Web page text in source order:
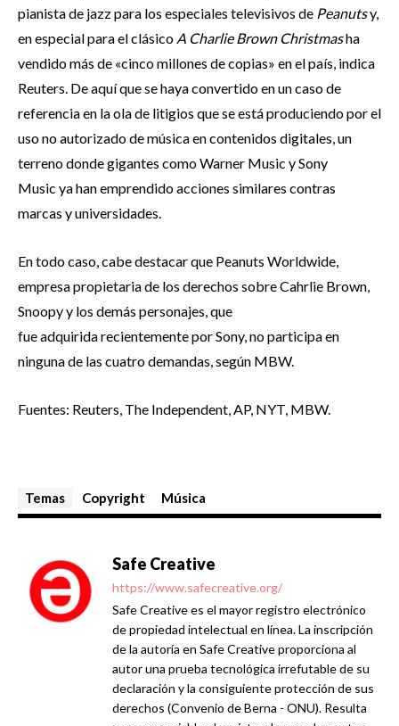
pianista de jazz para los especiales televisivos de Peanutsy,
en especial para el clásico A Charlie Brown Christmasha
vendido más de «cinco millones de copias» en el país, indica
Reuters. De aquí que se haya convertido en un caso de
referencia en la ola de litigios que se está produciendo por el
uso no autorizado de música en contenidos digitales, un
terreno donde gigantes como Warner Music y Sony
Music ya han emprendido acciones similares contras
marcas y universidades.
En todo caso, cabe destacar que Peanuts Worldwide,
empresa propietaria de los derechos sobre Cahrlie Brown,
Snoopy y los demás personajes, que
fue adquirida recientemente por Sony, no participa en
ninguna de las cuatro demandas, según MBW.
Fuentes: Reuters, The Independent, AP, NYT, MBW.
Temas Copyright Música
Safe Creative
https://www.safecreative.org/
Safe Creative es el mayor registro electrónico
de propiedad intelectual en línea. La inscripción
de la autoría en Safe Creative proporciona al
autor una prueba tecnológica irrefutable de su
declaración y la consiguiente protección de sus
derechos (Convenio de Berna - ONU). Resulta